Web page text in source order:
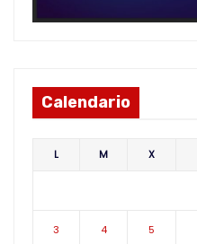
Calendario
L M X
3 4 5